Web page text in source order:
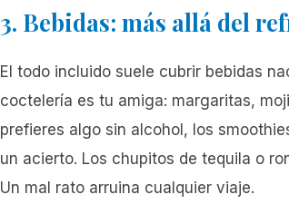
3. Bebidas: más allá del
El todo incluido suele cubrir bebidas
coctelería es tu amiga: margaritas,
prefieres algo sin alcohol, los
un acierto. Los chupitos de tequila o
Un mal rato arruina cualquier viaje.